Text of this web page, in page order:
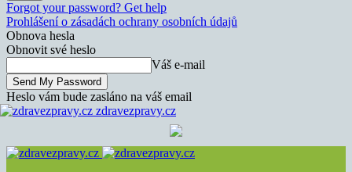
Forgot your password? Get help
Prohlášení o zásadách ochrany osobních údajů
Obnova hesla
Obnovit své heslo
Váš e-mail
Heslo vám bude zasláno na váš email
zdravezpravy.cz